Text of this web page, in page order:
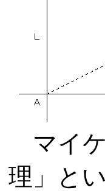
マイケ
理」と